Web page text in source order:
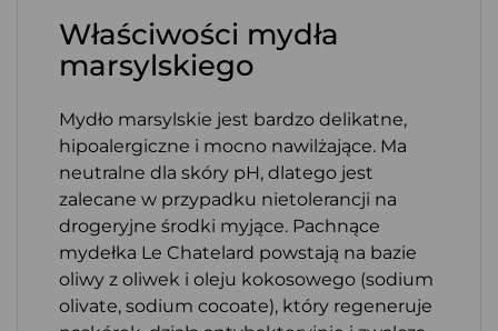
Właściwości mydła
marsylskiego
Mydło marsylskie jest bardzo delikatne,
hipoalergiczne i mocno nawilżające. Ma
neutralne dla skóry pH, dlatego jest
zalecane w przypadku nietolerancji na
drogeryjne środki myjące. Pachnące
mydełka Le Chatelard powstają na bazie
oliwy z oliwek i oleju kokosowego (sodium
olivate, sodium cocoate), który regeneruje